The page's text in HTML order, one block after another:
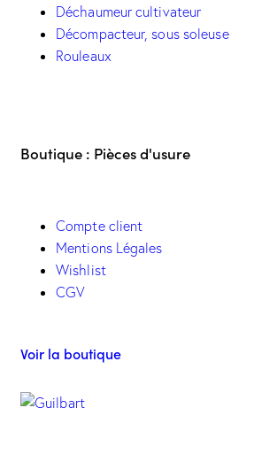
Déchaumeur cultivateur
Décompacteur, sous soleuse
Rouleaux
Boutique : Pièces d'usure
Compte client
Mentions Légales
Wishlist
CGV
Voir la boutique